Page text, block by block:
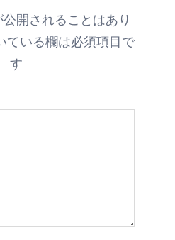
開されることはあり
ている欄は必須項目で
す